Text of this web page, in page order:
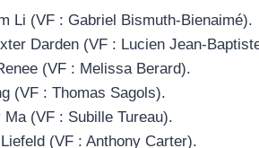
Li (VF : Gabriel Bismuth-Bienaimé).
Darden (VF : Lucien Jean-
(VF : Melissa Berard).
(VF : Thomas Sagols).
Ma (VF : Subille Tureau).
(VF : Anthony Carter).